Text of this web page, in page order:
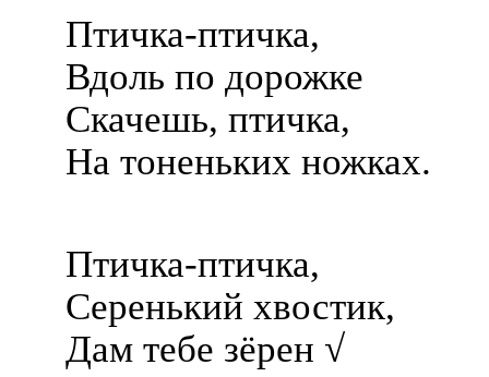
Птичка-птичка,
Вдоль по дорожке
Скачешь, птичка,
На тоненьких ножках.
Птичка-птичка,
Серенький хвостик,
Дам тебе зёрен √